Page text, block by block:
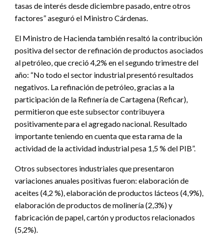
tasas de interés desde diciembre pasado, entre otros
factores” aseguró el Ministro Cárdenas.
El Ministro de Hacienda también resaltó la contribución
positiva del sector de refinación de productos asociados
al petróleo, que creció 4,2% en el segundo trimestre del
año: “No todo el sector industrial presentó resultados
negativos. La refinación de petróleo, gracias a la
participación de la Refinería de Cartagena (Reficar),
permitieron que este subsector contribuyera
positivamente para el agregado nacional. Resultado
importante teniendo en cuenta que esta rama de la
actividad de la actividad industrial pesa 1,5 % del PIB”.
Otros subsectores industriales que presentaron
variaciones anuales positivas fueron: elaboración de
aceites (4,2 %), elaboración de productos lácteos (4,9%),
elaboración de productos de molinería (2,3%) y
fabricación de papel, cartón y productos relacionados
(5,2%).